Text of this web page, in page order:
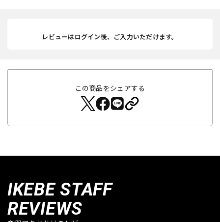
レビューはログイン後、ご入力いただけます。
この商品をシェアする
IKEBE STAFF
REVIEWS